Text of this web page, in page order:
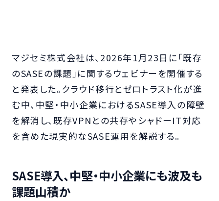
マジセミ株式会社は、2026年1月23日に「既存
のSASEの課題」に関するウェビナーを開催する
と発表した。クラウド移行とゼロトラスト化が進
む中、中堅・中小企業におけるSASE導入の障壁
を解消し、既存VPNとの共存やシャドーIT対応
を含めた現実的なSASE運用を解説する。
SASE導入、中堅・中小企業にも波及も
課題山積か